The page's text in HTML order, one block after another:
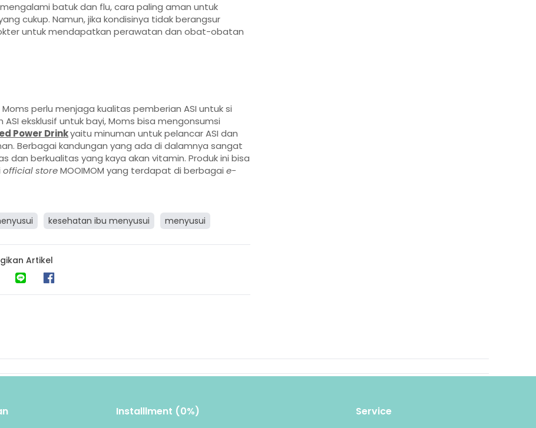
batuk dan flu, cara paling aman untuk
cukup. Namun, jika kondisinya tidak berangsur
untuk mendapatkan perawatan dan obat-obatan
perlu menjaga kualitas pemberian ASI untuk si
eksklusif untuk bayi, Moms bisa mengonsumsi
Power Drinkyaitu minuman untuk pelancar ASI dan
Berbagai kandungan yang ada di dalamnya sangat
dan berkualitas yang kaya akan vitamin. Produk ini bisa
official storeMOOIMOM yang terdapat di berbagai e-
kesehatan ibu menyusui menyusui
Artikel
Installlment (0%) Service